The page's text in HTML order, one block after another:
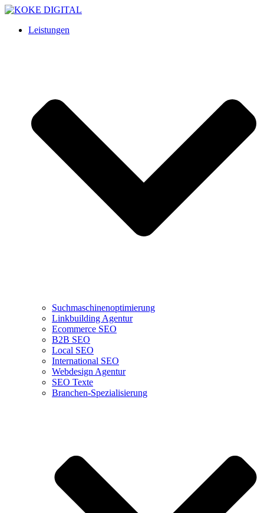
Leistungen
Suchmaschinenoptimierung
Linkbuilding Agentur
Ecommerce SEO
B2B SEO
Local SEO
International SEO
Webdesign Agentur
SEO Texte
Branchen-Spezialisierung